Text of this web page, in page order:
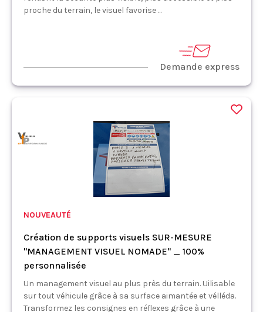
proche du terrain, le visuel favorise ...
Demande express
NOUVEAUTÉ
Création de supports visuels SUR-MESURE
"MANAGEMENT VISUEL NOMADE" _ 100%
personnalisée
Un management visuel au plus près du terrain. Uilisable
sur tout véhicule grâce à sa surface aimantée et vélléda.
Transformez les consignes en réflexes grâce à une